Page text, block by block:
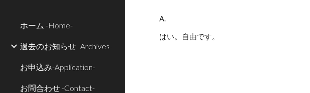
ホーム -Home-
過去のお知らせ -Archives-
お申込み-Application-
お問合わせ -Contact-
A.
はい。自由です。